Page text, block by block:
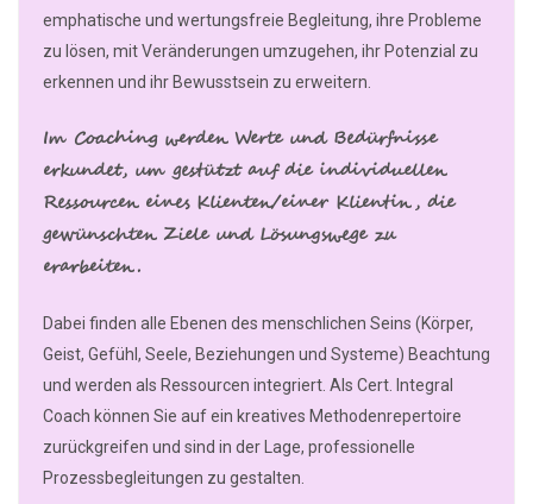
emphatische und wertungsfreie Begleitung, ihre Probleme
zu lösen, mit Veränderungen umzugehen, ihr Potenzial zu
erkennen und ihr Bewusstsein zu erweitern.
Im Coaching werden Werte und Bedürfnisse
erkundet, um gestützt auf die individuellen
Ressourcen eines Klienten/einer Klientin, die
gewünschten Ziele und Lösungswege zu
erarbeiten.
Dabei finden alle Ebenen des menschlichen Seins (Körper,
Geist, Gefühl, Seele, Beziehungen und Systeme) Beachtung
und werden als Ressourcen integriert. Als Cert. Integral
Coach können Sie auf ein kreatives Methodenrepertoire
zurückgreifen und sind in der Lage, professionelle
Prozessbegleitungen zu gestalten.